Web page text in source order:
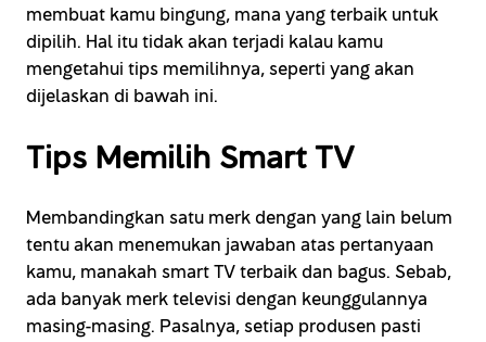
membuat kamu bingung, mana yang terbaik untuk
dipilih. Hal itu tidak akan terjadi kalau kamu
mengetahui tips memilihnya, seperti yang akan
dijelaskan di bawah ini.
Tips Memilih Smart TV
Membandingkan satu merk dengan yang lain belum
tentu akan menemukan jawaban atas pertanyaan
kamu, manakah smart TV terbaik dan bagus. Sebab,
ada banyak merk televisi dengan keunggulannya
masing-masing. Pasalnya, setiap produsen pasti